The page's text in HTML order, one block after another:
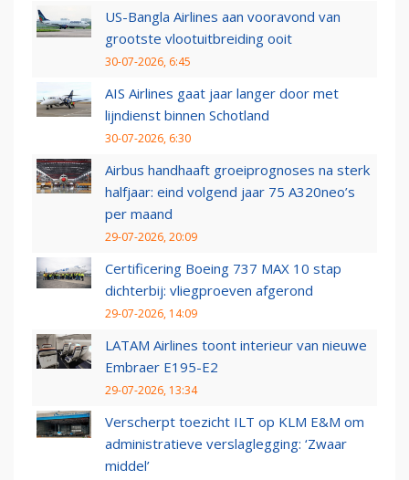
US-Bangla Airlines aan vooravond van
grootste vlootuitbreiding ooit
30-07-2026, 6:45
AIS Airlines gaat jaar langer door met
lijndienst binnen Schotland
30-07-2026, 6:30
Airbus handhaaft groeiprognoses na sterk
halfjaar: eind volgend jaar 75 A320neo’s
per maand
29-07-2026, 20:09
Certificering Boeing 737 MAX 10 stap
dichterbij: vliegproeven afgerond
29-07-2026, 14:09
LATAM Airlines toont interieur van nieuwe
Embraer E195-E2
29-07-2026, 13:34
Verscherpt toezicht ILT op KLM E&M om
administratieve verslaglegging: ‘Zwaar
middel’